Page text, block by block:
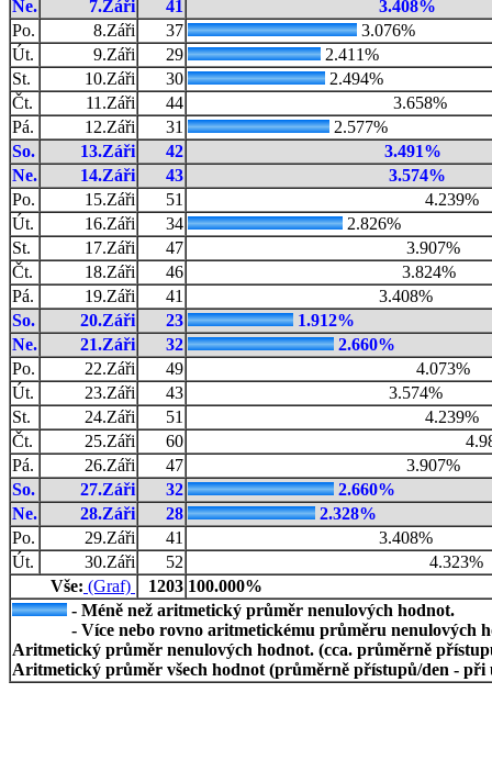
Ne.
7.Záři 41
3.408%
Po.
8.Záři 37
3.076%
Út.
9.Záři 29
2.411%
St.
10.Záři 30
2.494%
Čt.
11.Záři 44
3.658%
Pá.
12.Záři 31
2.577%
So.
13.Záři 42
3.491%
Ne.
14.Záři 43
3.574%
Po.
15.Záři 51
4.239%
Út.
16.Záři 34
2.826%
St.
17.Záři 47
3.907%
Čt.
18.Záři 46
3.824%
Pá.
19.Záři 41
3.408%
So.
20.Záři 23
1.912%
Ne.
21.Záři 32
2.660%
Po.
22.Záři 49
4.073%
Út.
23.Záři 43
3.574%
St.
24.Záři 51
4.239%
Čt.
25.Záři 60
Pá.
26.Záři 47
3.907%
So.
27.Záři 32
2.660%
Ne.
28.Záři 28
2.328%
Po.
29.Záři 41
3.408%
Út.
30.Záři 52
4.323%
Vše: (Graf) 1203 100.000%
- Méně než aritmetický průměr nenulových hodnot.
- Více nebo rovno aritmetickému průměru nenulových
Aritmetický průměr nenulových hodnot. (cca. průměrně
Aritmetický průměr všech hodnot (průměrně přístupů/den - při